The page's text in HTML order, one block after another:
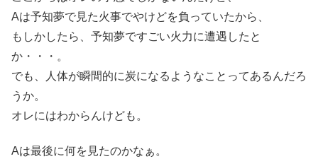
Aは予知夢で見た火事でやけどを負っていたから、
もしかしたら、予知夢ですごい火力に遭遇したと
か・・・。
でも、人体が瞬間的に炭になるようなことってあるんだろ
うか。
オレにはわからんけども。
Aは最後に何を見たのかなぁ。